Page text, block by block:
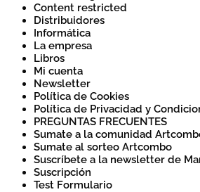
Content restricted
Distribuidores
Informática
La empresa
Libros
Mi cuenta
Newsletter
Política de Cookies
Política de Privacidad y
PREGUNTAS FRECUENTES
Sumate a la comunidad
Sumate al sorteo Artcombo
Suscríbete a la newsletter de
Suscripción
Test Formulario